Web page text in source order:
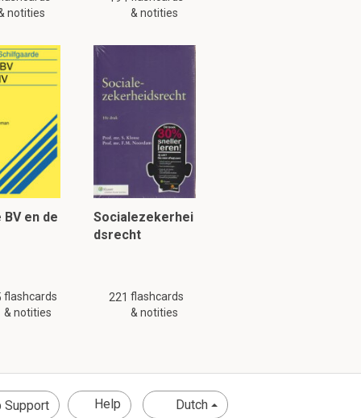
auto)
"0" is.
notities
& notities
BV en de
flashcards
& notities
Socialezekerhei
dsrecht
221 flashcards
& notities
Support Help Dutch